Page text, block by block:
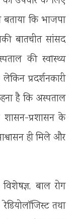
बताया कि भाजपा
बातचीत सांसद
की स्वास्थ्य
प्रदर्शनकारी
है कि अस्पताल
प्रशासन के
ही मिले और
बाल रोग
तथा